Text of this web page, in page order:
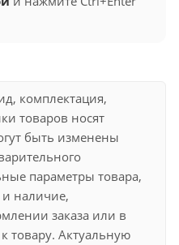
комплектация,
товаров носят
быть изменены
параметры товара,
наличие,
заказа или в
товару. Актуальную